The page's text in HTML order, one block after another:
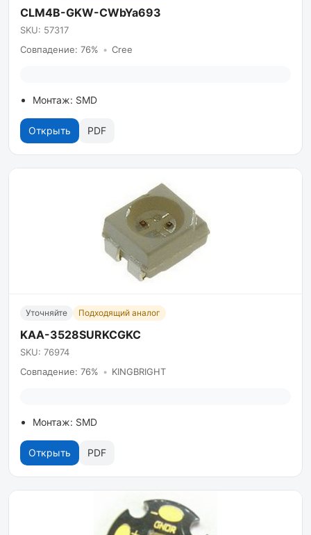
CLM4B-GKW-CWbYa693
SKU: 57317
Совпадение: 76% • Cree
Монтаж: SMD
Открыть PDF
Уточняйте Подходящий аналог
KAA-3528SURKCGKC
SKU: 76974
Совпадение: 76% • KINGBRIGHT
Монтаж: SMD
Открыть PDF